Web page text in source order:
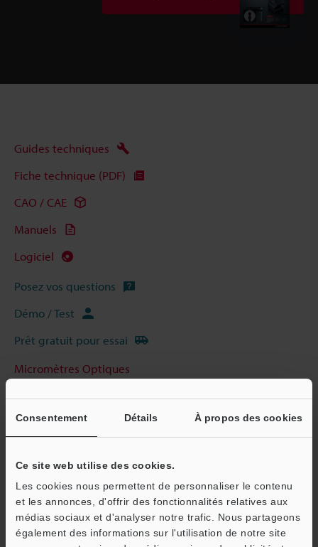
Consentement Détails À propos des cookies
Ce site web utilise des cookies.
Les cookies nous permettent de personnaliser le contenu
et les annonces, d'offrir des fonctionnalités relatives aux
médias sociaux et d'analyser notre trafic. Nous partageons
également des informations sur l'utilisation de notre site
Guides techniques
Fiche technique (PDF)
CAO / CAE
Manuels
Logiciel
Posez vos questions
Démo / Test
Prêt gratuit pour essai
Micromètres Optiques